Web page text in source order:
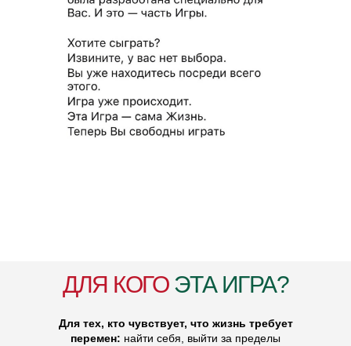
Для тех, кто чувствует, что жизнь требует
перемен: найти себя, выйти за пределы
ДЛЯ КОГОЭТА ИГРА?